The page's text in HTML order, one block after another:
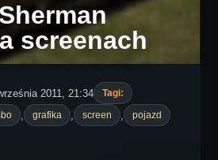
screenach
2011, 21:34
Tagi:
grafika screen pojazd